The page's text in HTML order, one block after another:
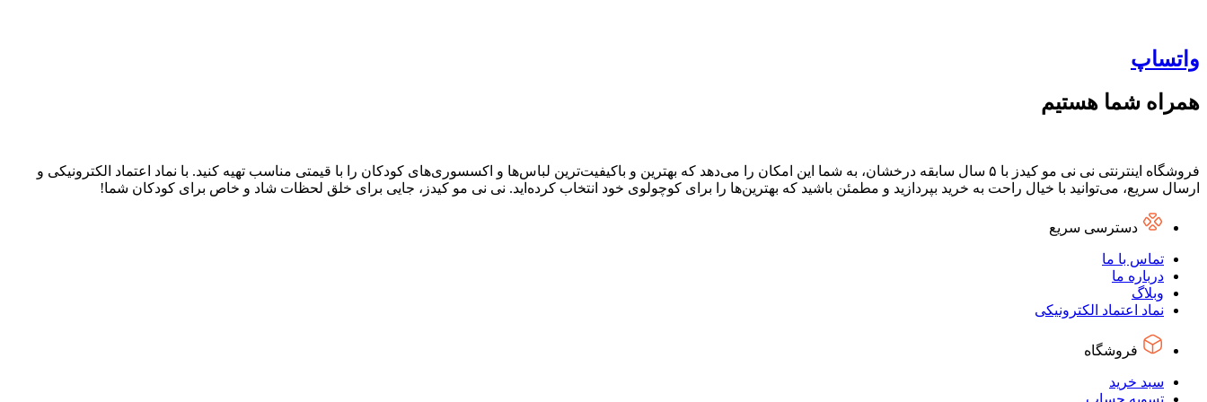
واتساپ
همراه شما هستیم
فروشگاه اینترنتی نی نی مو کیدز با ۵ سال سابقه درخشان، به شما این امکان را می‌دهد که بهترین و باکیفیت‌ترین لباس‌ها و اکسسوری‌های کودکان را با قیمتی مناسب تهیه کنید. با نماد اعتماد الکترونیکی و
ارسال سریع، می‌توانید با خیال راحت به خرید بپردازید و مطمئن باشید که بهترین‌ها را برای کوچولوی خود انتخاب کرده‌اید. نی نی مو کیدز، جایی برای خلق لحظات شاد و خاص برای کودکان شما!
دسترسی سریع
تماس با ما
درباره ما
وبلاگ
نماد اعتماد الکترونیکی
فروشگاه
سبد خرید